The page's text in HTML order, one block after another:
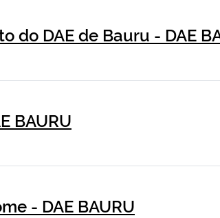
do DAE de Bauru - DAE
BAURU
- DAE BAURU